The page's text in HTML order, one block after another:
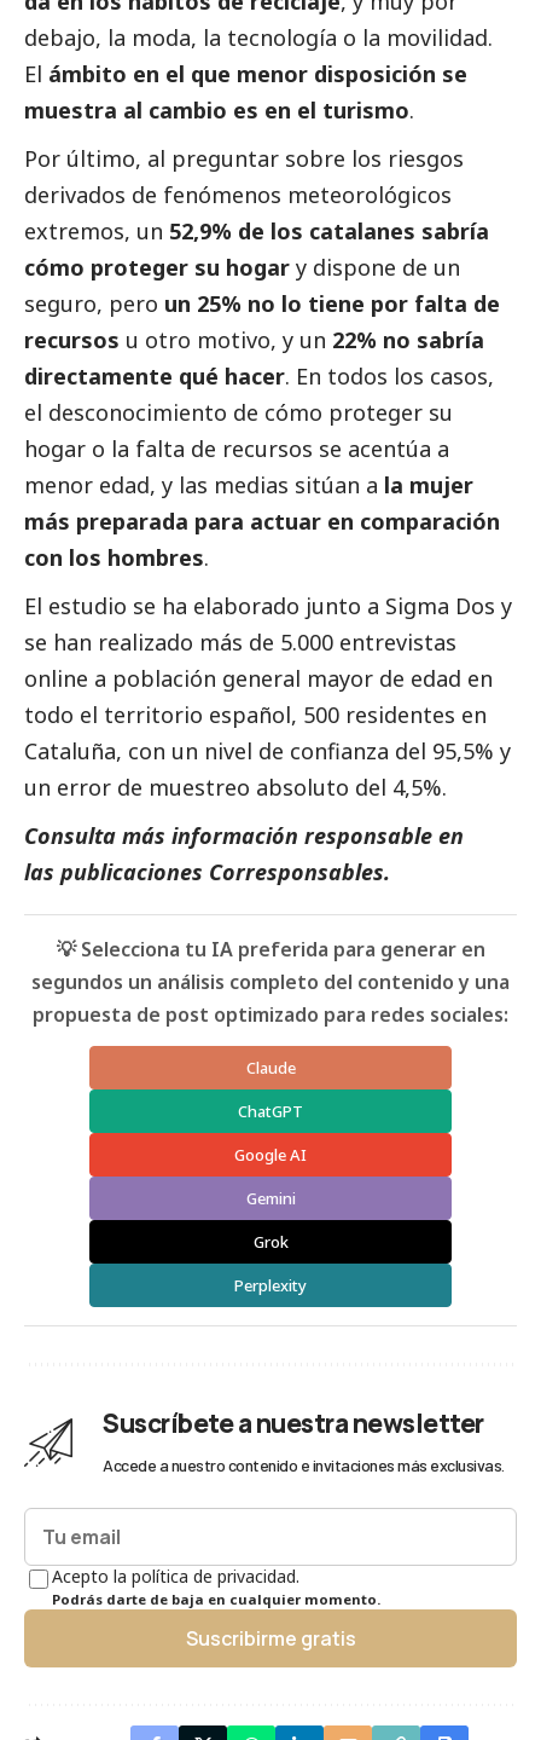
debajo, la moda, la tecnología o la movilidad.
El ámbito en el que menor disposición se
muestra al cambio es en el turismo.
Por último, al preguntar sobre los riesgos
derivados de fenómenos meteorológicos
extremos, un 52,9% de los catalanes sabría
cómo proteger su hogar y dispone de un
seguro, pero un 25% no lo tiene por falta de
recursos u otro motivo, y un 22% no sabría
directamente qué hacer. En todos los casos,
el desconocimiento de cómo proteger su
hogar o la falta de recursos se acentúa a
menor edad, y las medias sitúan a la mujer
más preparada para actuar en comparación
con los hombres.
El estudio se ha elaborado junto a Sigma Dos y
se han realizado más de 5.000 entrevistas
online a población general mayor de edad en
todo el territorio español, 500 residentes en
Cataluña, con un nivel de confianza del 95,5% y
un error de muestreo absoluto del 4,5%.
Consulta más información responsable en
las publicaciones Corresponsables.
💡 Selecciona tu IA preferida para generar en
segundos un análisis completo del contenido y una
propuesta de post optimizado para redes sociales:
Claude
ChatGPT
Google AI
Gemini
Grok
Perplexity
Suscríbete a nuestra newsletter
Accede a nuestro contenido e invitaciones más exclusivas.
Acepto la política de privacidad.
Podrás darte de baja en cualquier momento.
Suscribirme gratis